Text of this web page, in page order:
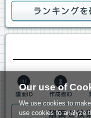
Our use of
We use cookies to
use cookies to analyze